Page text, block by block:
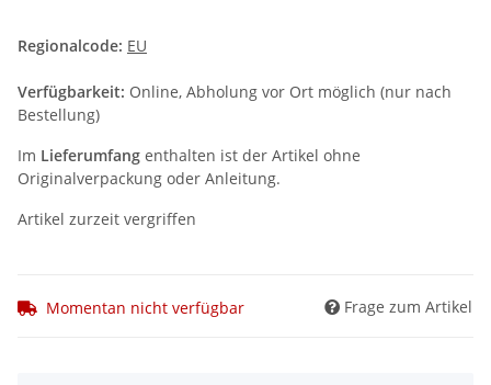
Regionalcode: EU
Verfügbarkeit: Online, Abholung vor Ort möglich (nur nach
Bestellung)
Im Lieferumfang enthalten ist der Artikel ohne
Originalverpackung oder Anleitung.
Artikel zurzeit vergriffen
Momentan nicht verfügbar Frage zum Artikel